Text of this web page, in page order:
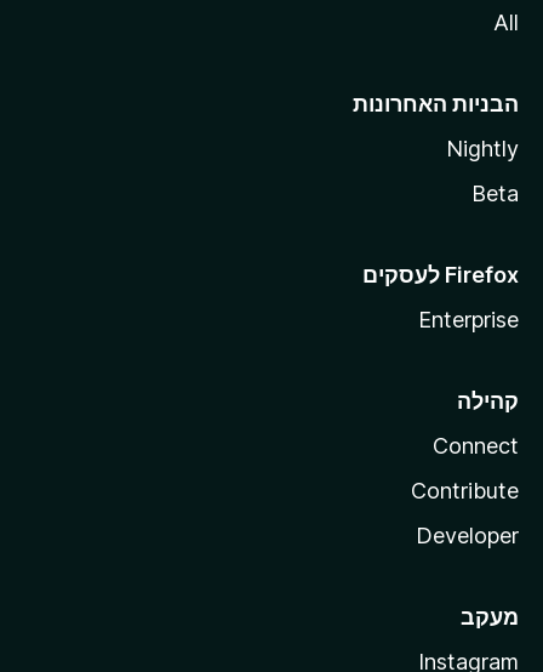
All
הבניות האחרונות
Nightly
Beta
Enterprise
קהילה
Connect
Contribute
Developer
מעקב
Instagram